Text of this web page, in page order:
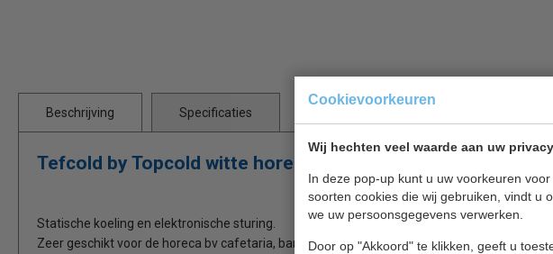
Cookievoorkeuren
Wij hechten veel waarde aan uw
In deze pop-up kunt u uw voorkeuren
soorten cookies die wij gebruiken, vindt u
we uw persoonsgegevens verwerken.
Door op "Akkoord" te klikken, geeft u
Beschrijving Specificaties
Tefcold by Topcold witte horeca koelkastje met glasdeur
Statische koeling en elektronische sturing.
Zeer geschikt voor de horeca bv cafetaria, bars, viswinkels, ijssaloons, tankstations.